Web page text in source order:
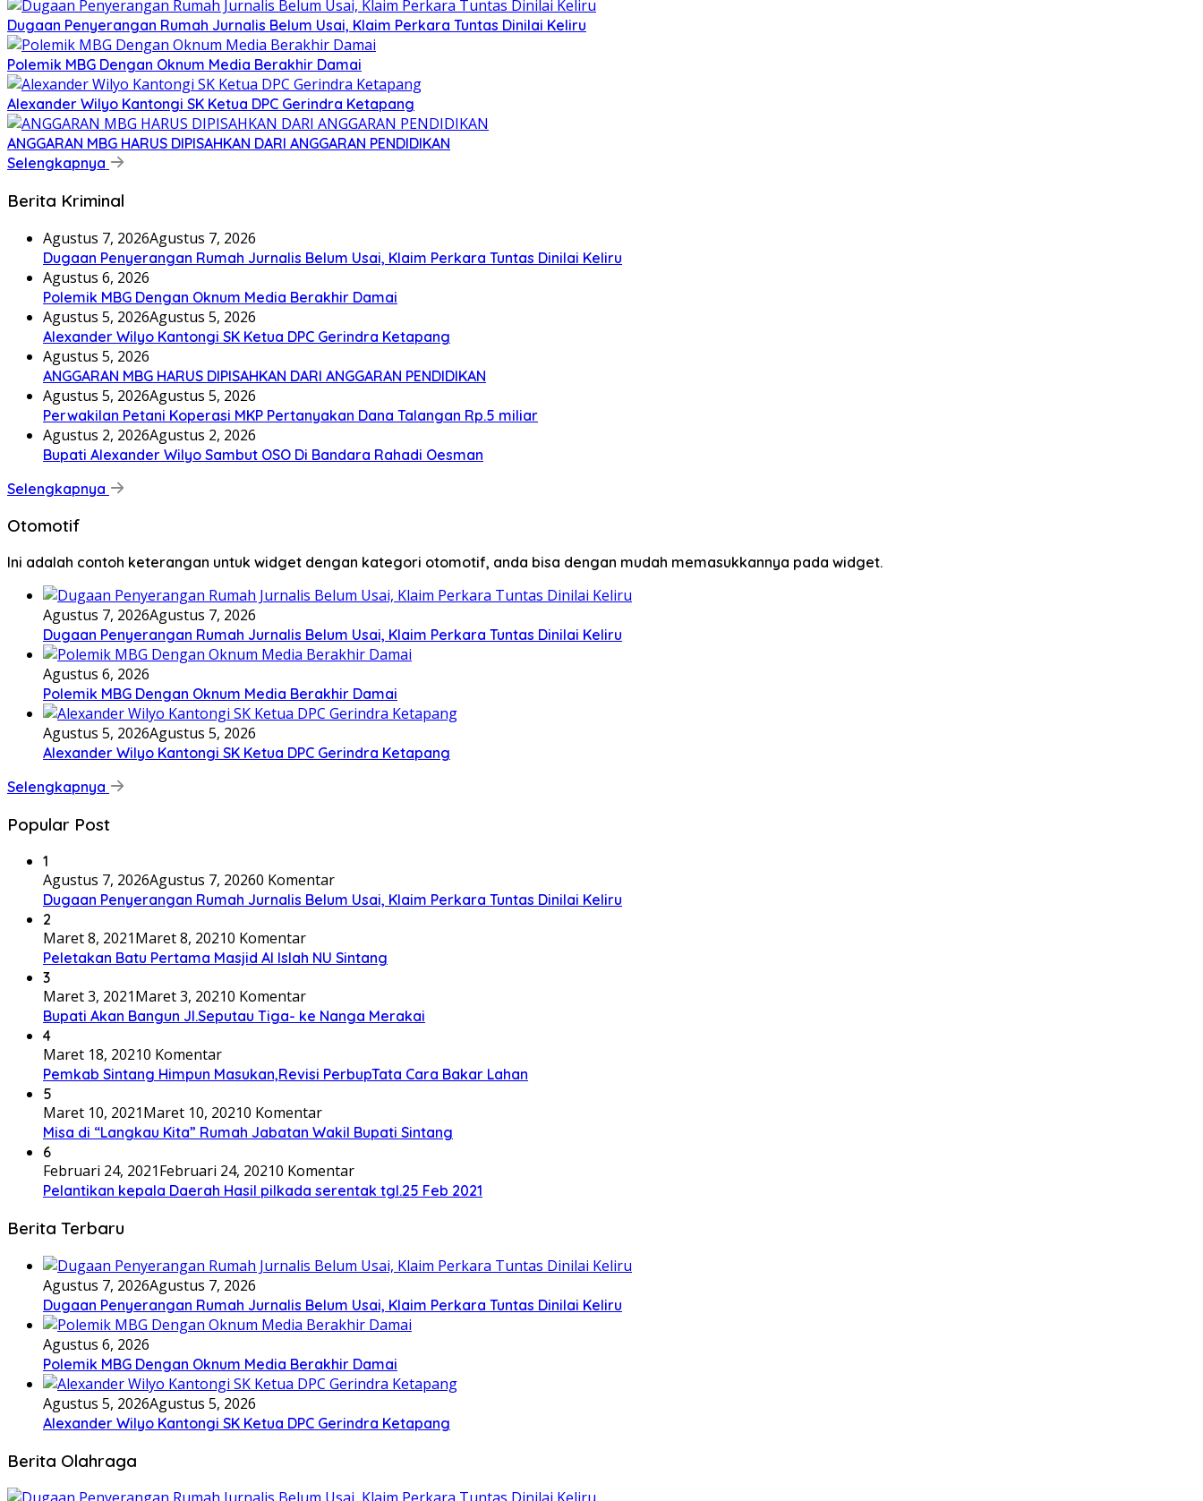
Dugaan Penyerangan Rumah Jurnalis Belum Usai, Klaim Perkara Tuntas Dinilai Keliru
Polemik MBG Dengan Oknum Media Berakhir Damai
Alexander Wilyo Kantongi SK Ketua DPC Gerindra Ketapang
ANGGARAN MBG HARUS DIPISAHKAN DARI ANGGARAN PENDIDIKAN
Selengkapnya
Berita Kriminal
Agustus 7, 2026Agustus 7, 2026
Dugaan Penyerangan Rumah Jurnalis Belum Usai, Klaim Perkara Tuntas Dinilai Keliru
Agustus 6, 2026
Polemik MBG Dengan Oknum Media Berakhir Damai
Agustus 5, 2026Agustus 5, 2026
Alexander Wilyo Kantongi SK Ketua DPC Gerindra Ketapang
Agustus 5, 2026
ANGGARAN MBG HARUS DIPISAHKAN DARI ANGGARAN PENDIDIKAN
Agustus 5, 2026Agustus 5, 2026
Perwakilan Petani Koperasi MKP Pertanyakan Dana Talangan Rp.5 miliar
Agustus 2, 2026Agustus 2, 2026
Bupati Alexander Wilyo Sambut OSO Di Bandara Rahadi Oesman
Selengkapnya
Otomotif
Ini adalah contoh keterangan untuk widget dengan kategori otomotif, anda bisa dengan mudah memasukkannya pada widget.
Agustus 7, 2026Agustus 7, 2026
Dugaan Penyerangan Rumah Jurnalis Belum Usai, Klaim Perkara Tuntas Dinilai Keliru
Agustus 6, 2026
Polemik MBG Dengan Oknum Media Berakhir Damai
Agustus 5, 2026Agustus 5, 2026
Alexander Wilyo Kantongi SK Ketua DPC Gerindra Ketapang
Selengkapnya
Popular Post
1
Agustus 7, 2026Agustus 7, 20260 Komentar
Dugaan Penyerangan Rumah Jurnalis Belum Usai, Klaim Perkara Tuntas Dinilai Keliru
2
Maret 8, 2021Maret 8, 20210 Komentar
Peletakan Batu Pertama Masjid Al Islah NU Sintang
3
Maret 3, 2021Maret 3, 20210 Komentar
Bupati Akan Bangun Jl.Seputau Tiga- ke Nanga Merakai
4
Maret 18, 20210 Komentar
Pemkab Sintang Himpun Masukan,Revisi PerbupTata Cara Bakar Lahan
5
Maret 10, 2021Maret 10, 20210 Komentar
Misa di “Langkau Kita” Rumah Jabatan Wakil Bupati Sintang
6
Februari 24, 2021Februari 24, 20210 Komentar
Pelantikan kepala Daerah Hasil pilkada serentak tgl.25 Feb 2021
Berita Terbaru
Agustus 7, 2026Agustus 7, 2026
Dugaan Penyerangan Rumah Jurnalis Belum Usai, Klaim Perkara Tuntas Dinilai Keliru
Agustus 6, 2026
Polemik MBG Dengan Oknum Media Berakhir Damai
Agustus 5, 2026Agustus 5, 2026
Alexander Wilyo Kantongi SK Ketua DPC Gerindra Ketapang
Berita Olahraga